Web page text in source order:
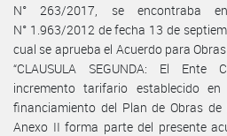
N° 263/2017, se encontraba
N° 1.963/2012 de fecha 13 de
cual se aprueba el Acuerdo para
“CLAUSULA SEGUNDA: El Ente
incremento tarifario establecido
financiamiento del Plan de Obras
Anexo II forma parte del presente